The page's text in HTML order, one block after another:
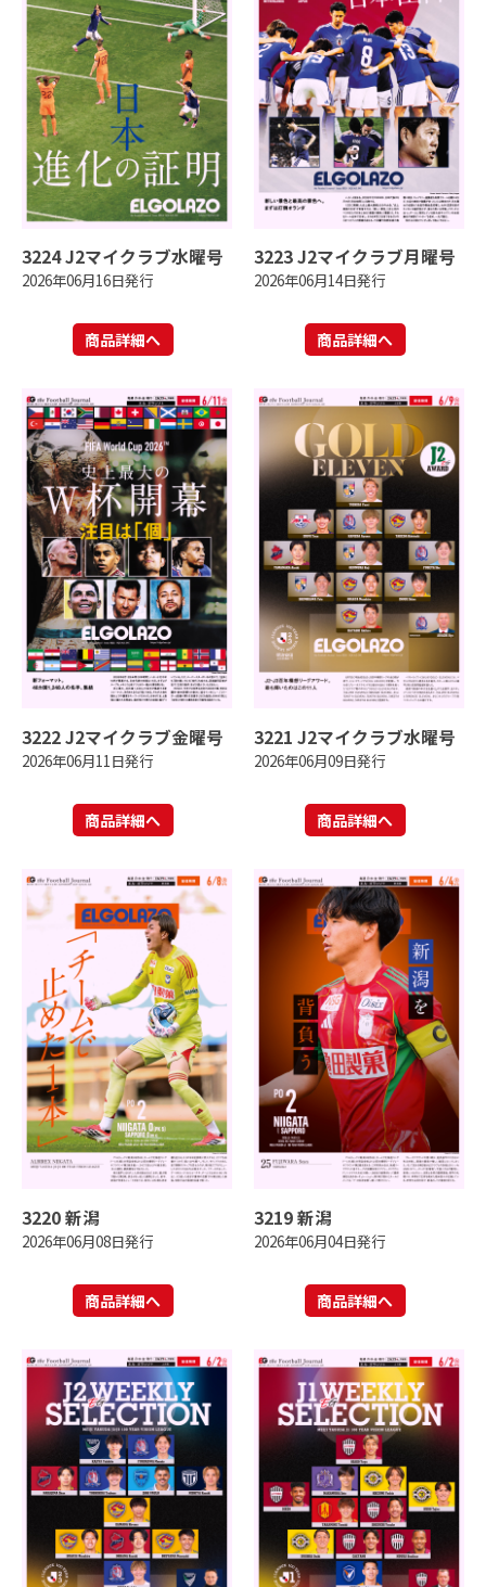
3224 J2マイクラブ水曜号
2026年06月16日発行
商品詳細へ
3223 J2マイクラブ月曜号
2026年06月14日発行
商品詳細へ
3222 J2マイクラブ金曜号
2026年06月11日発行
商品詳細へ
3221 J2マイクラブ水曜号
2026年06月09日発行
商品詳細へ
3220 新潟
2026年06月08日発行
商品詳細へ
3219 新潟
2026年06月04日発行
商品詳細へ